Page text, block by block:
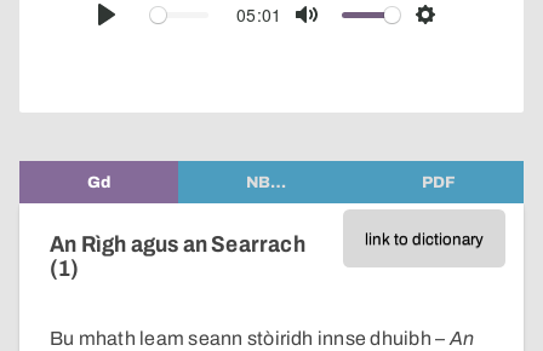
Play
05:01
Mute Settings
Gd NB… PDF
link to dictionary
An Rìgh agus an Searrach
(1)
Bu mhath leam seann stòiridh innse dhuibh –An